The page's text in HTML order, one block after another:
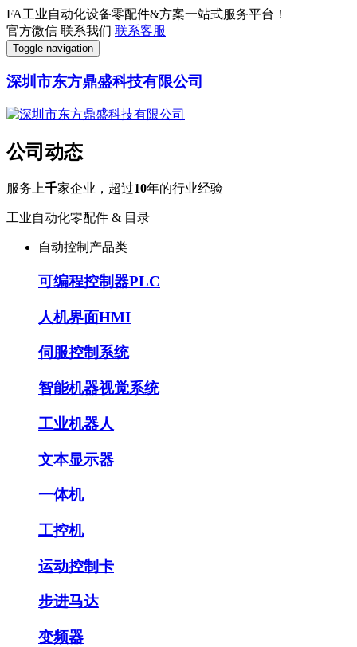
FA工业自动化设备零配件&方案一站式服务平台！
官方微信 联系我们 联系客服
Toggle navigation
深圳市东方鼎盛科技有限公司
公司动态
服务上千家企业，超过10年的行业经验
工业自动化零配件 & 目录
自动控制产品类
可编程控制器PLC
人机界面HMI
伺服控制系统
智能机器视觉系统
工业机器人
文本显示器
一体机
工控机
运动控制卡
步进马达
变频器